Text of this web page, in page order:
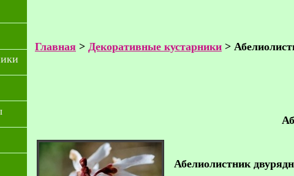
Главная > Декоративные кустарники >
Абелиолистник